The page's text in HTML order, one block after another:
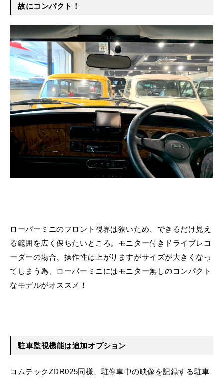
故にコンパクト！
ローバーミニのフロント視界は狭いため、できるだけ見え
る範囲を広く保ちたいところ。モニター付きドライブレコ
ーダーの場合、操作性は上がりますがサイズが大きくなっ
てしまう為、ローバーミニにはモニター無しのコンパクト
なモデルがオススメ！
駐車監視機能は追加オプション
コムテックZDR025同様、駐停車中の映像を記録する駐車